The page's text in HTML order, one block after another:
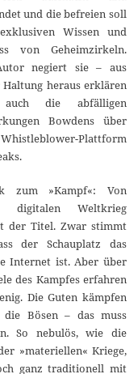
und die befreien soll
Wissen und
von Geheimzirkeln.
negiert sie – aus
Haltung heraus erklären
die abfälligen
Bowdens über
Plattform
zum »Kampf«: Von
digitalen Weltkrieg
der Titel. Zwar stimmt
der Schauplatz das
Internet ist. Aber über
des Kampfes erfahren
Die Guten kämpfen
die Bösen – das muss
So nebulös, wie die
»materiellen« Kriege,
ganz traditionell mit